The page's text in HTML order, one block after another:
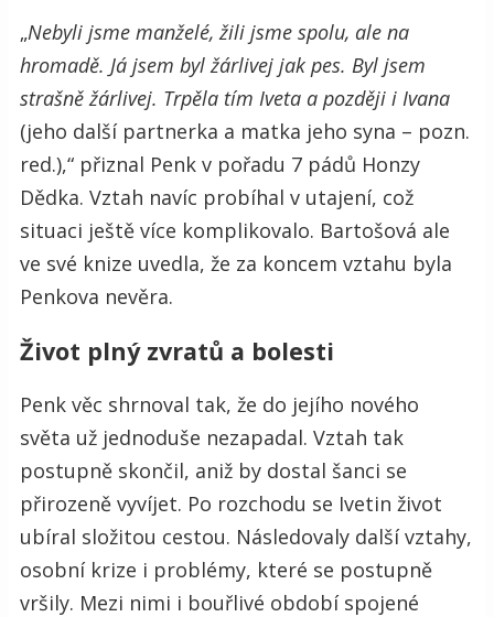
„Nebyli jsme manželé, žili jsme spolu, ale na
hromadě. Já jsem byl žárlivej jak pes. Byl jsem
strašně žárlivej. Trpěla tím Iveta a později i Ivana
(jeho další partnerka a matka jeho syna – pozn.
red.),“ přiznal Penk v pořadu 7 pádů Honzy
Dědka. Vztah navíc probíhal v utajení, což
situaci ještě více komplikovalo. Bartošová ale
ve své knize uvedla, že za koncem vztahu byla
Penkova nevěra.
Život plný zvratů a bolesti
Penk věc shrnoval tak, že do jejího nového
světa už jednoduše nezapadal. Vztah tak
postupně skončil, aniž by dostal šanci se
přirozeně vyvíjet. Po rozchodu se Ivetin život
ubíral složitou cestou. Následovaly další vztahy,
osobní krize i problémy, které se postupně
vršily. Mezi nimi i bouřlivé období spojené